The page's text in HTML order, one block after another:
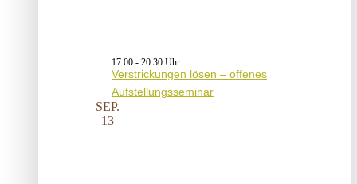
17:00 - 20:30
Verstrickungen lösen – offenes
Aufstellungsseminar
SEP.
13